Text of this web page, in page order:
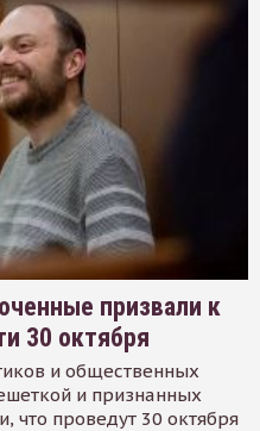
призвали к
30 октября
и общественных
и признанных
что проведут 30 октября